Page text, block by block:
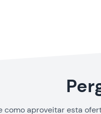
como aproveitar esta